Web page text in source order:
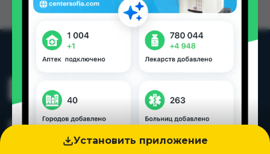
Установить приложение